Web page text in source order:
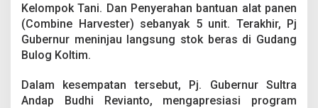
m
Kelompok Tani. Dan Penyerahan bantuan alat panen
(Combine Harvester) sebanyak 5 unit. Terakhir, Pj
Gubernur meninjau langsung stok beras di Gudang
Bulog Koltim.
Dalam kesempatan tersebut, Pj. Gubernur Sultra
Andap Budhi Revianto, mengapresiasi program